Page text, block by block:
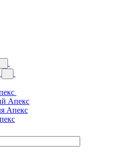
Апекс
Апекс